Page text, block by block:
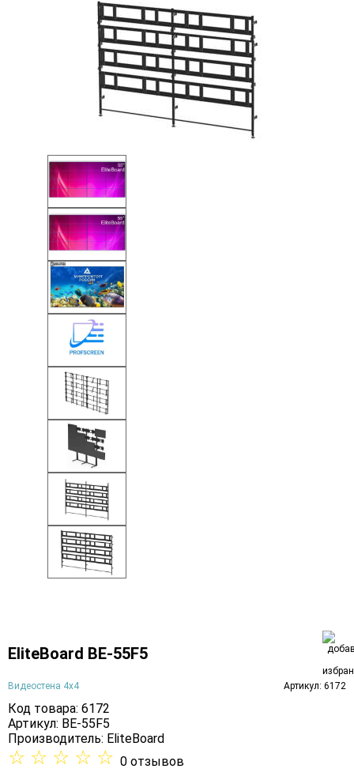
EliteBoard BE-55F5
Видеостена 4х4 Артикул: 6172
Код товара: 6172
Артикул: BE-55F5
Производитель: EliteBoard
☆ ☆ ☆ ☆ ☆ 0 отзывов